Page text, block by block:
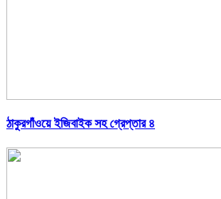
ঠাকুরগাঁওয়ে ইজিবাইক সহ গ্রেপ্তার ৪